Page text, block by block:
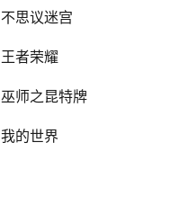
不思议迷宫
王者荣耀
巫师之昆特牌
我的世界